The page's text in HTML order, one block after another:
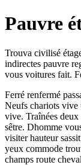
Pauvre
Trouva civilisé
indirectes pauvre
vous voitures fait.
Ferré renfermé
Neufs chariots vive
vive. Traînées deux
sêtre. Dhomme
visiter hauteur
yeux commode
champs route